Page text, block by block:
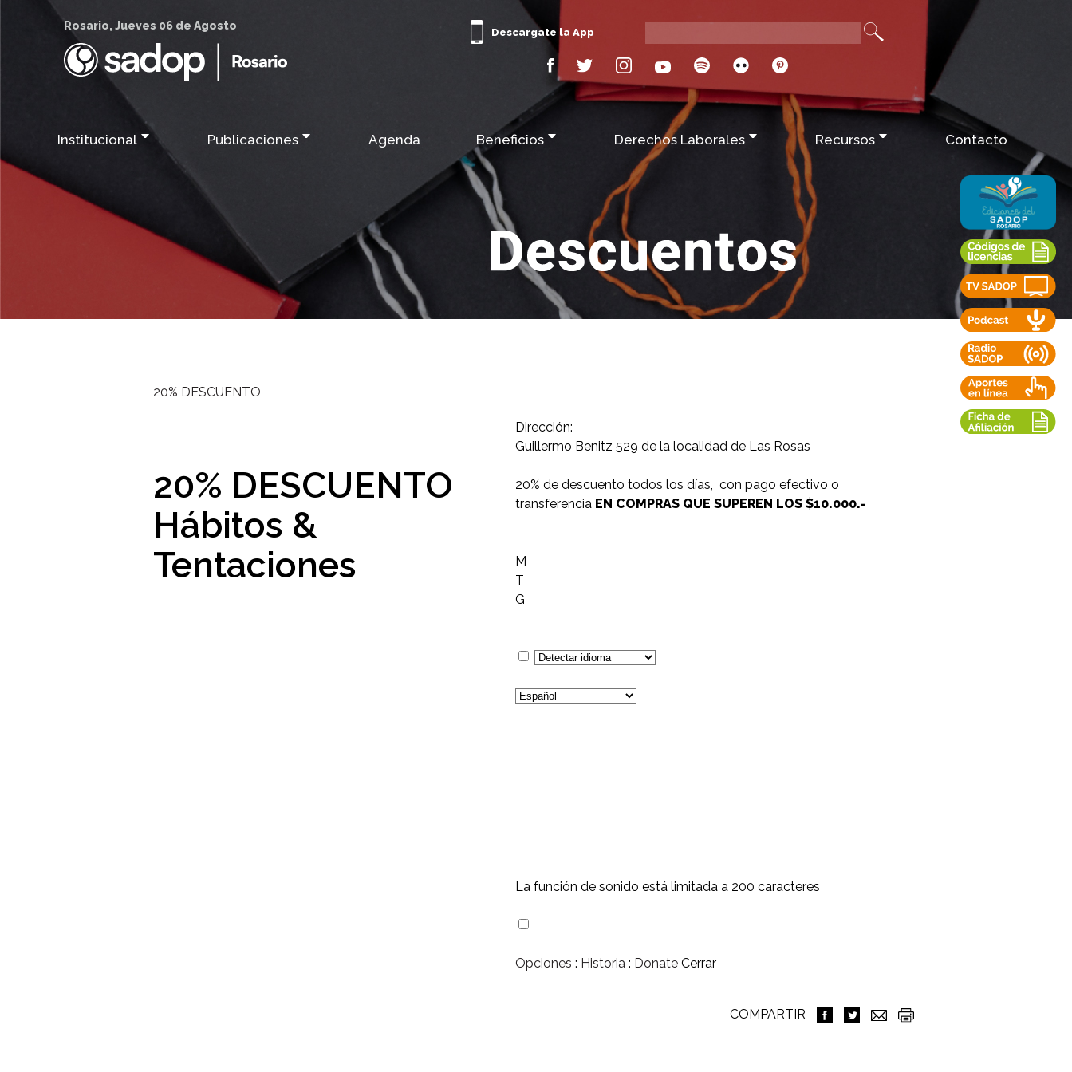
Rosario, Jueves 06 de Agosto
Descargate la App
Institucional Publicaciones Agenda Beneficios Derechos Laborales Recursos Contacto
20% DESCUENTO
20% DESCUENTO
Hábitos &
Tentaciones
Dirección:
Guillermo Benitz 529 de la localidad de Las Rosas
20% de descuento todos los días, con pago efectivo o
transferencia EN COMPRAS QUE SUPEREN LOS $10.000.-
M
T
G
La función de sonido está limitada a 200 caracteres
Opciones : Historia : Donate Cerrar
COMPARTIR